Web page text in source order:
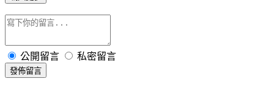
公開留言 私密留言
發佈留言